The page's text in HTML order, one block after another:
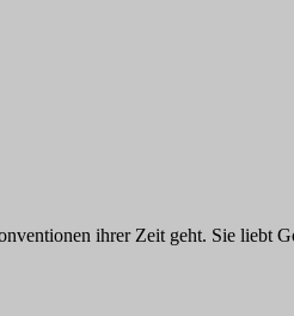
ihrer Zeit geht. Sie liebt